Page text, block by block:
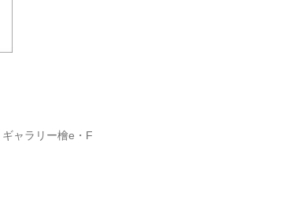
ギャラリー檜e・F